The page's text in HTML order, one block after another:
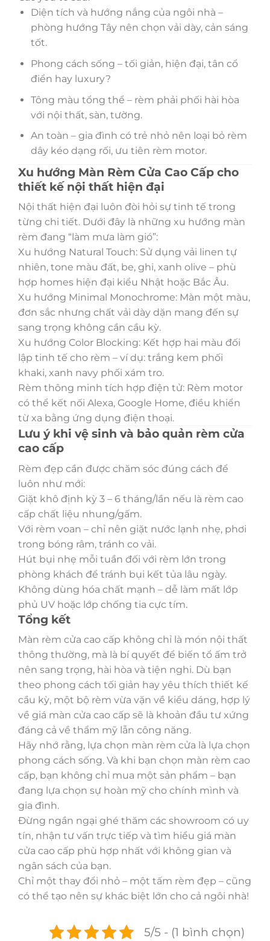
Diện tích và hướng nắng của ngôi nhà –
phòng hướng Tây nên chọn vải dày, cản sáng
tốt.
Phong cách sống – tối giản, hiện đại, tân cổ
điển hay luxury?
Tông màu tổng thể – rèm phải phối hài hòa
với nội thất, sàn, tường.
An toàn – gia đình có trẻ nhỏ nên loại bỏ rèm
dây kéo dạng rối, ưu tiên rèm motor.
Xu hướng Màn Rèm Cửa Cao Cấp cho
thiết kế nội thất hiện đại
Nội thất hiện đại luôn đòi hỏi sự tinh tế trong
từng chi tiết. Dưới đây là những xu hướng màn
rèm đang “làm mưa làm gió”:
Xu hướng Natural Touch: Sử dụng vải linen tự
nhiên, tone màu đất, be, ghi, xanh olive – phù
hợp homes hiện đại kiểu Nhật hoặc Bắc Âu.
Xu hướng Minimal Monochrome: Màn một màu,
đơn sắc nhưng chất vải dày dặn mang đến sự
sang trọng không cần cầu kỳ.
Xu hướng Color Blocking: Kết hợp hai màu đối
lập tinh tế cho rèm – ví dụ: trắng kem phối
khaki, xanh navy phối xám tro.
Rèm thông minh tích hợp điện tử: Rèm motor
có thể kết nối Alexa, Google Home, điều khiển
từ xa bằng ứng dụng điện thoại.
Lưu ý khi vệ sinh và bảo quản rèm cửa
cao cấp
Rèm đẹp cần được chăm sóc đúng cách để
luôn như mới:
Giặt khô định kỳ 3 – 6 tháng/lần nếu là rèm cao
cấp chất liệu nhung/gấm.
Với rèm voan – chỉ nên giặt nước lạnh nhẹ, phơi
trong bóng râm, tránh co vải.
Hút bụi nhẹ mỗi tuần đối với rèm lớn trong
phòng khách để tránh bụi kết tủa lâu ngày.
Không dùng hóa chất mạnh – dễ làm mất lớp
phủ UV hoặc lớp chống tia cực tím.
Tổng kết
Màn rèm cửa cao cấp không chỉ là món nội thất
thông thường, mà là bí quyết để biến tổ ấm trở
nên sang trọng, hài hòa và tiện nghi. Dù bạn
theo phong cách tối giản hay yêu thích thiết kế
cầu kỳ, một bộ rèm vừa vặn về kiểu dáng, hợp lý
về giá màn cửa cao cấp sẽ là khoản đầu tư xứng
đáng cả về thẩm mỹ lẫn công năng.
Hãy nhớ rằng, lựa chọn màn rèm cửa là lựa chọn
phong cách sống. Và khi bạn chọn màn rèm cao
cấp, bạn không chỉ mua một sản phẩm – bạn
đang lựa chọn sự hoàn mỹ cho chính mình và
gia đình.
Đừng ngần ngại ghé thăm các showroom có uy
tín, nhận tư vấn trực tiếp và tìm hiểu giá màn
cửa cao cấp phù hợp nhất với không gian và
ngân sách của bạn.
Chỉ một thay đổi nhỏ – một tấm rèm đẹp – cũng
có thể tạo nên sự khác biệt lớn cho cả ngôi nhà!
5/5 - (1 bình chọn)